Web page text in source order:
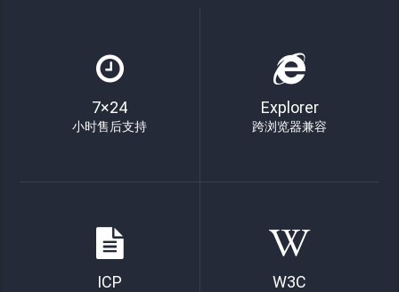
7×24
小时售后支持
Explorer
跨浏览器兼容
ICP W3C